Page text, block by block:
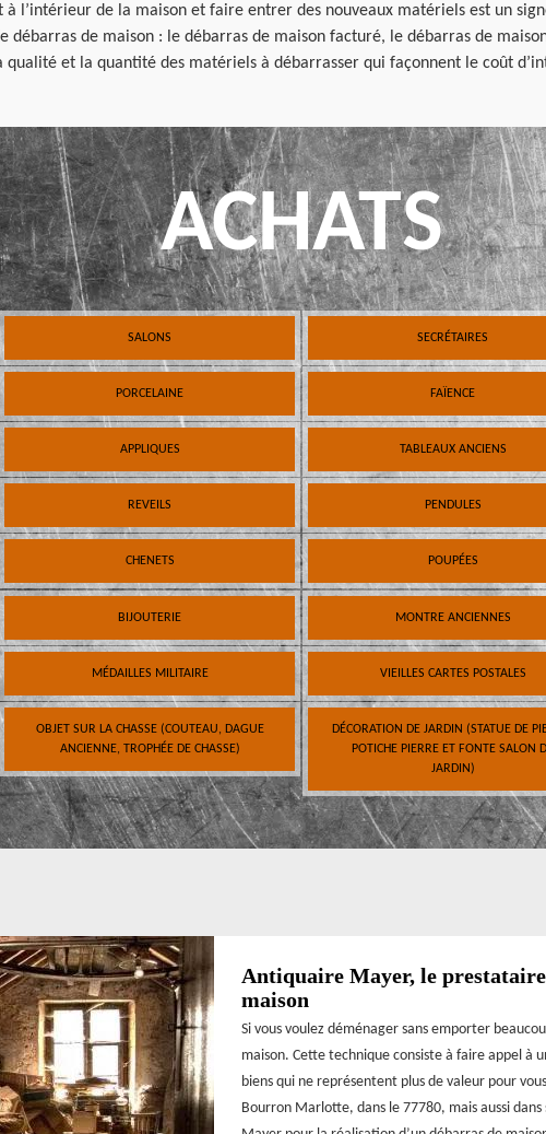
à l’intérieur de la maison et faire entrer des nouveaux matériels est un
de maison : le débarras de maison facturé, le débarras de
qualité et la quantité des matériels à débarrasser qui façonnent le coût
ACHATS
SALONS SECRÉTAIRES
PORCELAINE FAÏENCE
APPLIQUES TABLEAUX ANCIENS
REVEILS PENDULES
CHENETS POUPÉES
BIJOUTERIE MONTRE ANCIENNES
MÉDAILLES MILITAIRE VIEILLES CARTES POSTALES
OBJET SUR LA CHASSE (COUTEAU, DAGUE
ANCIENNE, TROPHÉE DE CHASSE)
DÉCORATION DE JARDIN (STATUE DE
POTICHE PIERRE ET FONTE SALON
JARDIN)
Antiquaire Mayer, le
maison
Si vous voulez déménager sans emporter
maison. Cette technique consiste à faire appel à
biens qui ne représentent plus de valeur pour
Bourron Marlotte, dans le 77780, mais aussi